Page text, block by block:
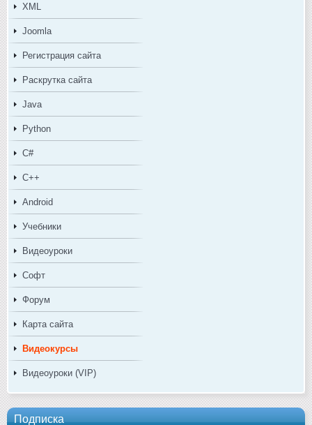
XML
Joomla
Регистрация сайта
Раскрутка сайта
Java
Python
C#
C++
Android
Учебники
Видеоуроки
Софт
Форум
Карта сайта
Видеокурсы
Видеоуроки (VIP)
Подписка